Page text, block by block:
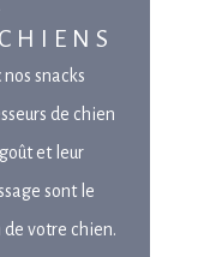
snacks
de chien
et leur
sont le
votre chien.